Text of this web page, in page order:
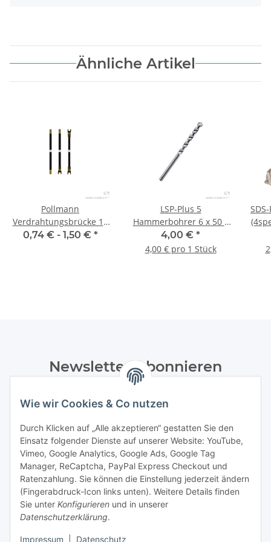
Wie wir Cookies & Co nutzen
Durch Klicken auf „Alle akzeptieren“ gestatten Sie den
Einsatz folgender Dienste auf unserer Website: YouTube,
Vimeo, Google Analytics, Google Ads, Google Tag
Manager, ReCaptcha, PayPal Express Checkout und
Ratenzahlung. Sie können die Einstellung jederzeit ändern
(Fingerabdruck-Icon links unten). Weitere Details finden
Sie unter Konfigurieren und in unserer
Datenschutzerklärung.
Impressum Datenschutz
Ähnliche Artikel
Pollmann
Verdrahtungsbrücke 10
mm² schwarz
0,74 € - 1,50 € *
LSP-Plus 5
Hammerbohrer 6 x 50 x
115 mm
4,00 € *
4,00 € pro 1 Stück
Newsletter Abonnieren
Datenschutzerklärungregelmäßig und jederzeit widerruflich
Abonnieren
Informationen
Gesetzliche Informationen